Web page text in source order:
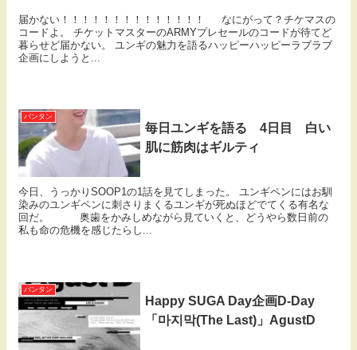
届かない！！！！！！！！！！！！！！ なにがって？チケマスの
コードよ。 チケットマスターのARMYプレセールのコードが待てど
暮らせど届かない。 ユンギの魅力を語るハッピーハッピーラブラブ
企画にしようと...
バンタン
毎日ユンギを語る 4日目 白い
肌に筋肉はギルティ
今日、うっかりSOOP1の1話を見てしまった。 ユンギペンにはお馴
染みのユンギペンに刺さりまくるユンギが死ぬほどでてくる有名な
回だ。 奥歯をかみしめながら見ていくと、どうやら数日前の
私も命の危機を感じたらし...
バンタン
Happy SUGA Day企画D-Day
「마지막(The Last)」AgustD